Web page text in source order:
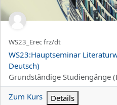
Kurzer Kursname
WS23_Erec frz/dt
Kursname
WS23:Hauptseminar
Deutsch)
Kursbereich
Grundständige Studiengänge
Zum Kurs
Details